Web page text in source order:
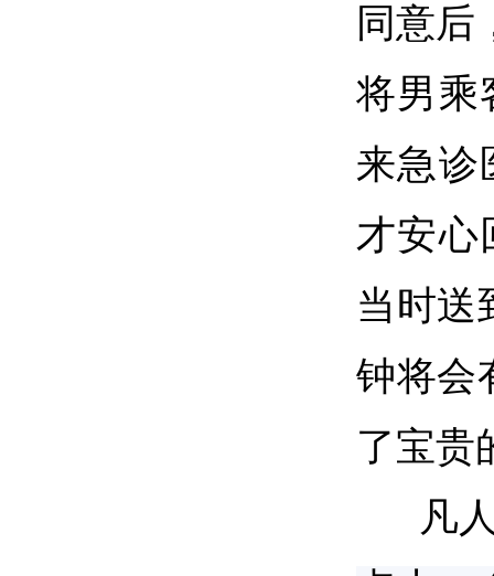
同意后
将男乘
来急诊
才安心
当时送
钟将会
了宝贵
凡人